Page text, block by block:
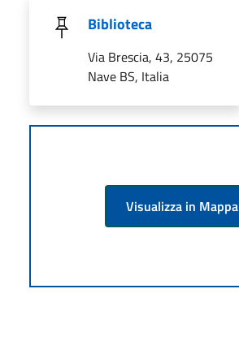
Biblioteca
Via Brescia, 43, 25075
Nave BS, Italia
Visualizza in Mappa